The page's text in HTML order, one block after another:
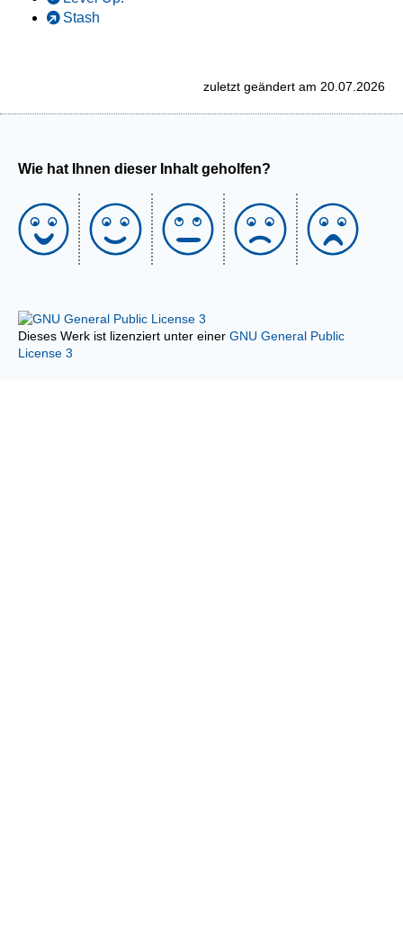
Stash
zuletzt geändert am 20.07.2026
Wie hat Ihnen dieser Inhalt geholfen?
Dieses Werk ist lizenziert unter einer GNU General Public
License 3